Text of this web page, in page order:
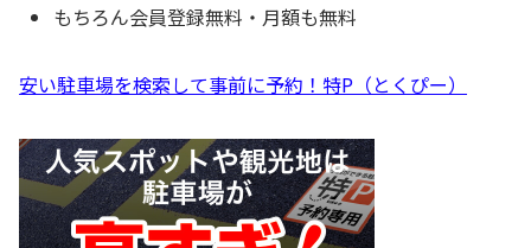
もちろん会員登録無料・月額も無料
安い駐車場を検索して事前に予約！特P（とくぴー）